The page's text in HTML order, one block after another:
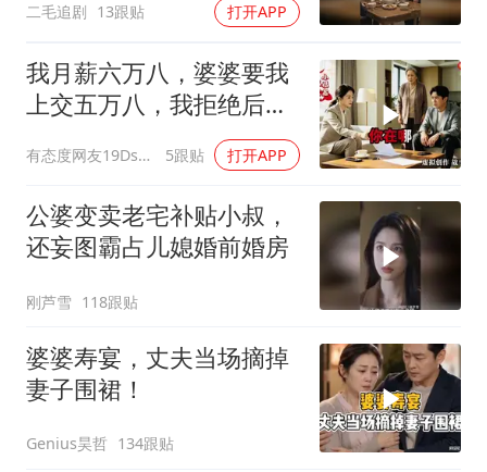
二毛追剧 13跟贴 打开APP
我月薪六万八，婆婆要我
上交五万八，我拒绝后她
换了门锁，12天后我决意
离婚
有态度网友19Dsym 5跟贴 打开APP
公婆变卖老宅补贴小叔，
还妄图霸占儿媳婚前婚房
刚芦雪 118跟贴
婆婆寿宴，丈夫当场摘掉
妻子围裙！
Genius昊哲 134跟贴